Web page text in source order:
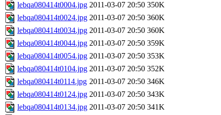
lebqa080414t0004.jpg 2011-03-07 20:50 350K
lebqa080414t0024.jpg 2011-03-07 20:50 360K
lebqa080414t0034.jpg 2011-03-07 20:50 360K
lebqa080414t0044.jpg 2011-03-07 20:50 359K
lebqa080414t0054.jpg 2011-03-07 20:50 353K
lebqa080414t0104.jpg 2011-03-07 20:50 352K
lebqa080414t0114.jpg 2011-03-07 20:50 346K
lebqa080414t0124.jpg 2011-03-07 20:50 343K
lebqa080414t0134.jpg 2011-03-07 20:50 341K